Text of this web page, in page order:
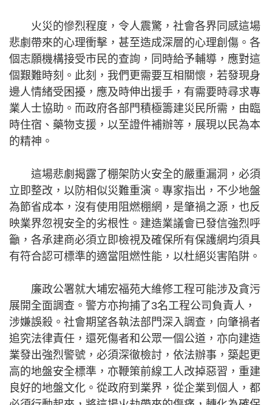
火災的慘烈程度，令人震驚，社會各界同感這場
悲劇帶來的心理衝擊，甚至造成深層的心理創傷。各
個志願機構接受市民的查詢，同時給予輔導，應對這
個艱難時刻。此刻，我們更需要互相關懷，若發現身
邊人情緒受困擾，應及時伸出援手，有需要時尋求專
業人士協助。而政府各部門積極籌建災民所需，由臨
時住宿、藥物支援，以至證件補辦等，展現以民為本
的精神。
這場悲劇揭露了棚架防火安全的嚴重漏洞，必須
立即整改，以防相似災難重演。專家指出，不少地盤
為節省成本，沒有使用阻燃棚網，是肇禍之源，也反
映業界忽視安全的劣根性。建造業議會已發信強烈呼
籲，各承建商必須立即檢視及確保所有保護網均須具
有符合認可標準的適當阻燃性能，以杜絕災害陷阱。
廉政公署就大埔宏福苑大維修工程可能涉及貪污
展開全面調查。警方亦拘捕了3名工程公司負責人，
涉嫌誤殺。社會期望各執法部門深入調查，向肇禍者
追究法律責任，還死傷者和公眾一個公道，亦向建造
業發出強烈警號，必須深徹檢討，依法辦事，築起更
高的地盤安全標準，亦鞭策前線工人改掉惡習，重建
良好的地盤文化。從政府到業界，從企業到個人，都